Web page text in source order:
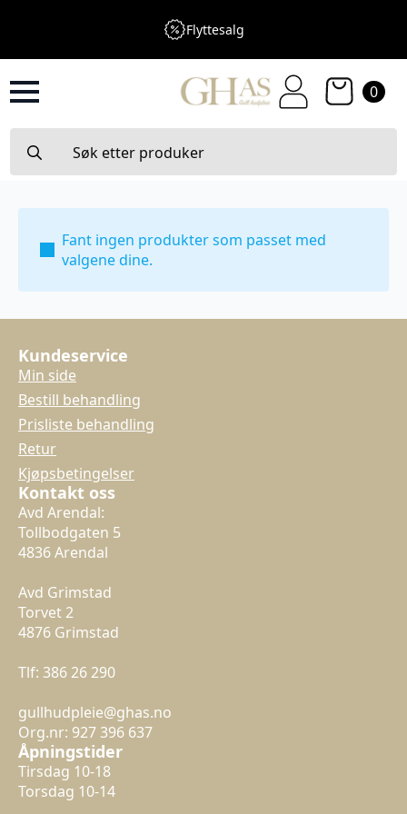
Flyttesalg
0
for:
Fant ingen produkter som passet med
valgene dine.
Kundeservice
Min side
Bestill behandling
Prisliste behandling
Retur
Kjøpsbetingelser
Kontakt oss
Avd Arendal:
Tollbodgaten 5
4836 Arendal
Avd Grimstad
Torvet 2
4876 Grimstad
Tlf: 386 26 290
gullhudpleie@ghas.no
Org.nr: 927 396 637
Åpningstider
Tirsdag 10-18
Torsdag 10-14